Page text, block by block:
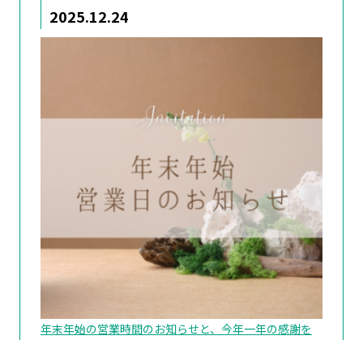
2025.12.24
年末年始の営業時間のお知らせと、今年一年の感謝を